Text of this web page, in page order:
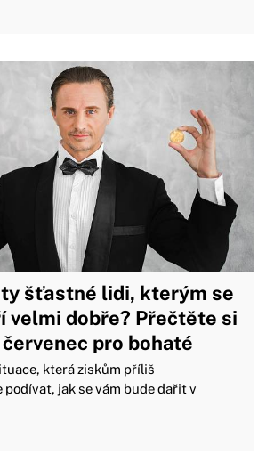
šťastné lidi, kterým se
velmi dobře? Přečtěte si
pro bohaté
která ziskům příliš
podívat, jak se vám bude dařit v